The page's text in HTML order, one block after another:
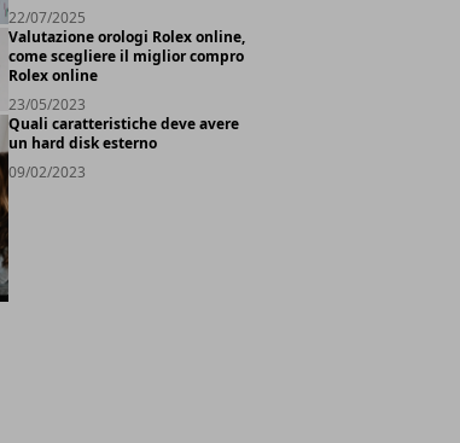
22/07/2025
Valutazione orologi Rolex online,
come scegliere il miglior compro
Rolex online
23/05/2023
Quali caratteristiche deve avere
un hard disk esterno
09/02/2023